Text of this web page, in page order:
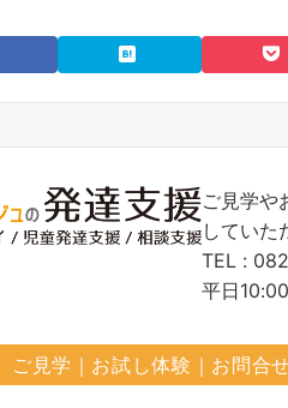
ご見学や
していた
TEL :
平日
ご見学｜お試し体験｜お問合